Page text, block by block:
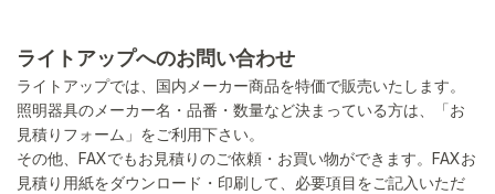
ライトアップへのお問い合わせ
ライトアップでは、国内メーカー商品を特価で販売いたします。
照明器具のメーカー名・品番・数量など決まっている方は、「お
見積りフォーム」をご利用下さい。
その他、FAXでもお見積りのご依頼・お買い物ができます。FAXお
見積り用紙をダウンロード・印刷して、必要項目をご記入いただ